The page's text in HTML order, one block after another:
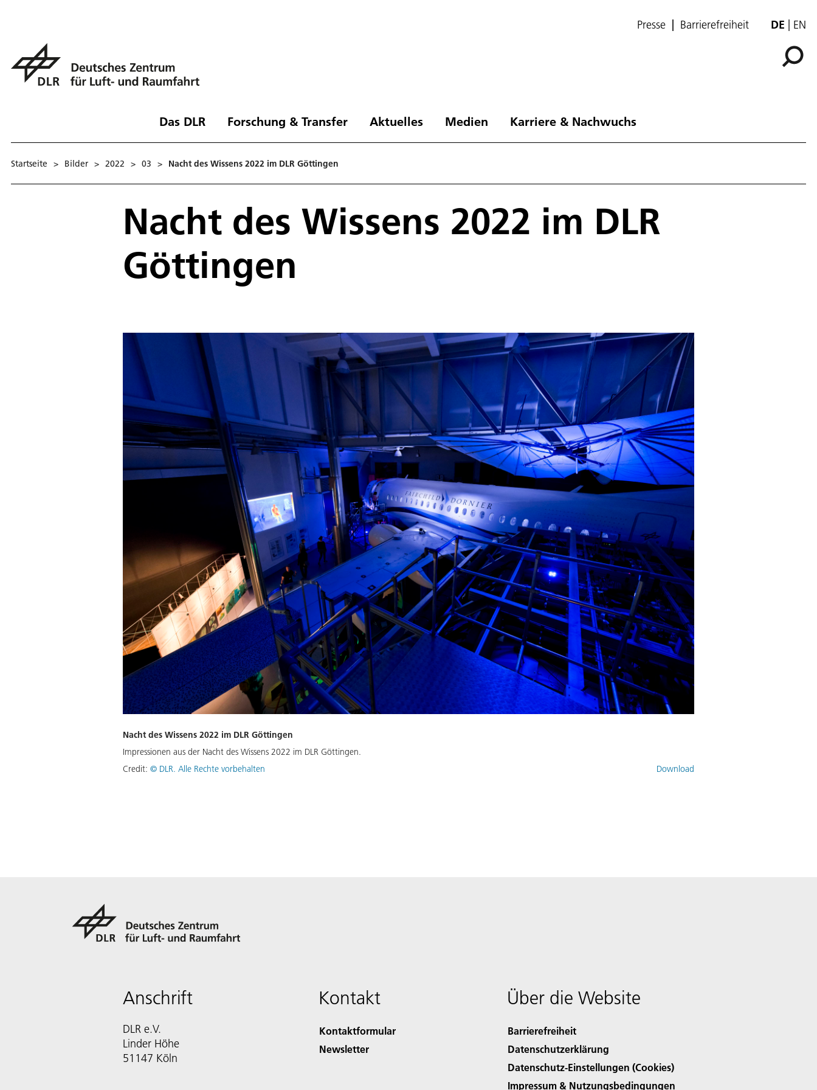
Presse Barrierefreiheit DE EN
Das DLR Forschung & Transfer Aktuelles Medien Karriere & Nachwuchs
Startseite > Bilder > 2022 > 03 > Nacht des Wissens 2022 im DLR Göttingen
Nacht des Wissens 2022 im DLR
Göttingen
Nacht des Wissens 2022 im DLR Göttingen
Impressionen aus der Nacht des Wissens 2022 im DLR Göttingen.
Credit: © DLR. Alle Rechte vorbehalten Download
Anschrift
DLR e.V.
Linder Höhe
51147 Köln
Kontakt
Kontaktformular
Newsletter
Über die Website
Barrierefreiheit
Datenschutzerklärung
Datenschutz-Einstellungen (Cookies)
Impressum & Nutzungsbedingungen